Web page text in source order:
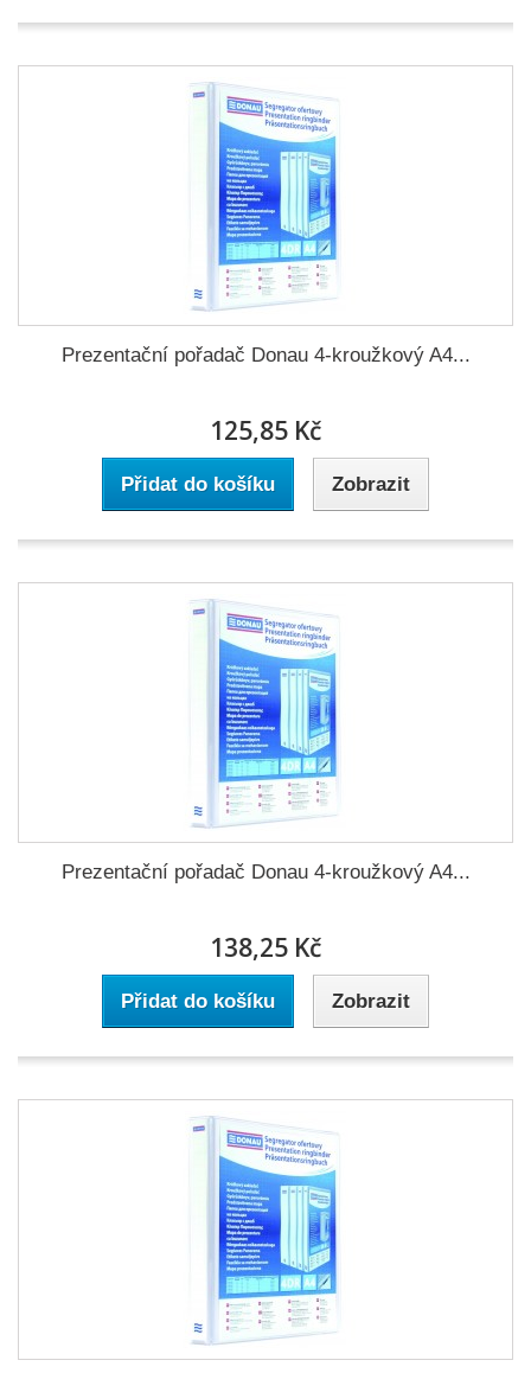
Prezentační pořadač Donau 4-kroužkový A4...
125,85 Kč
Přidat do košíku Zobrazit
Prezentační pořadač Donau 4-kroužkový A4...
138,25 Kč
Přidat do košíku Zobrazit